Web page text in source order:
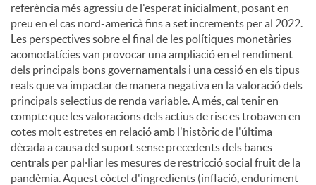
t
i
n
g
referència més agressiu de l'esperat inicialment, posant en
preu en el cas nord-americà fins a set increments per al 2022.
Les perspectives sobre el final de les polítiques monetàries
acomodatícies van provocar una ampliació en el rendiment
dels principals bons governamentals i una cessió en els tipus
reals que va impactar de manera negativa en la valoració dels
principals selectius de renda variable. A més, cal tenir en
compte que les valoracions dels actius de risc es trobaven en
cotes molt estretes en relació amb l'històric de l'última
dècada a causa del suport sense precedents dels bancs
centrals per pal·liar les mesures de restricció social fruit de la
pandèmia. Aquest còctel d'ingredients (inflació, enduriment